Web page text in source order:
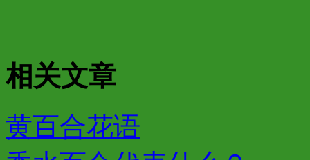
相关文章
黄百合花语